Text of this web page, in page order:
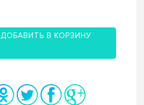
ДОБАВИТЬ В КОРЗИНУ